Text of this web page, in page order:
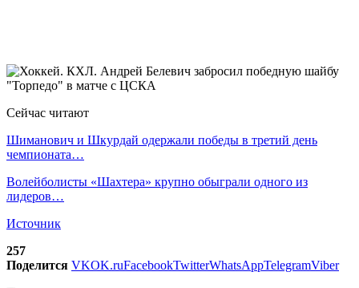
Сейчас читают
Шиманович и Шкурдай одержали победы в третий день
чемпионата…
Волейболисты «Шахтера» крупно обыграли одного из
лидеров…
Источник
257
Поделится VKOK.ruFacebookTwitterWhatsAppTelegramViber